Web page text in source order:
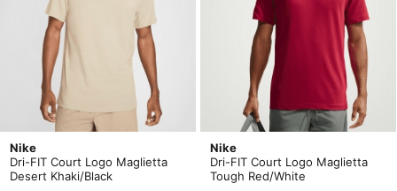
Nike
Dri-FIT Court Logo Maglietta
Desert Khaki/Black
Nike
Dri-FIT Court Logo Maglietta
Tough Red/White